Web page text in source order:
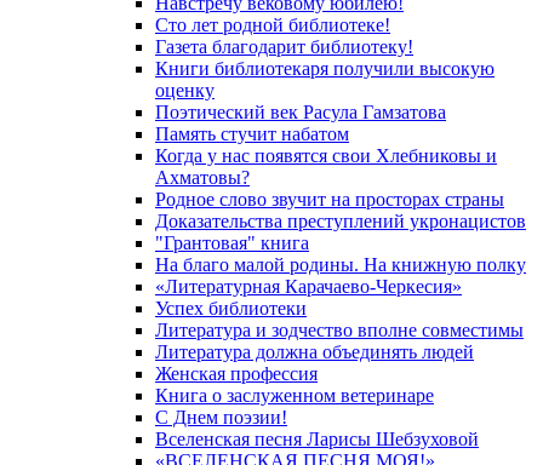
Сто лет родной библиотеке!
Газета благодарит библиотеку!
Книги библиотекаря получили высокую
оценку
Поэтический век Расула Гамзатова
Память стучит набатом
Когда у нас появятся свои Хлебниковы и
Ахматовы?
Родное слово звучит на просторах страны
Доказательства преступлений укронацистов
"Грантовая" книга
На благо малой родины. На книжную полку
«Литературная Карачаево-Черкесия»
Успех библиотеки
Литература и зодчество вполне совместимы
Литература должна объединять людей
Женская профессия
Книга о заслуженном ветеринаре
С Днем поэзии!
Вселенская песня Ларисы Шебзуховой
«ВСЕЛЕНСКАЯ ПЕСНЯ МОЯ!»